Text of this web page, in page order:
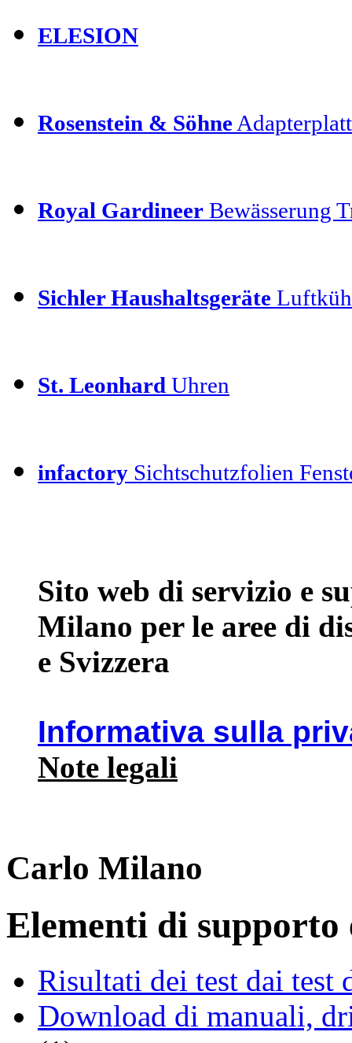
ELESION
Rosenstein & Söhne
Royal Gardineer Bewässerung
Sichler Haushaltsgeräte
St. Leonhard Uhren
infactory Sichtschutzfolien
Sito web di servizio e
Milano per le aree di
e Svizzera
Informativa sulla
Note legali
Carlo Milano
Elementi di supporto
Risultati dei test dai
Download di manuali,